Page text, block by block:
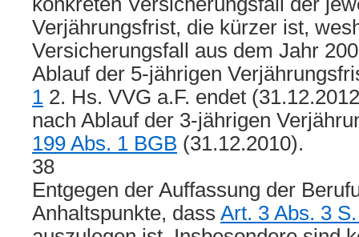
Verjährungsfrist, die kürzer ist,
Versicherungsfall aus dem Jahr
Ablauf der 5-jährigen
1 2. Hs. VVG a.F. endet
nach Ablauf der 3-jährigen
199 Abs. 1 BGB (31.12.2010).
38
Entgegen der Auffassung der
Anhaltspunkte, dass Art. 3 Abs. 3